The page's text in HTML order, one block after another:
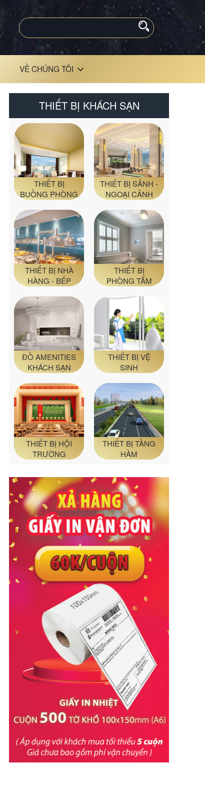
VỀ CHÚNG TÔI
THIẾT BỊ KHÁCH SẠN
THIẾT BỊ
BUỒNG PHÒNG
THIẾT BỊ SẢNH -
NGOẠI CẢNH
THIẾT BỊ NHÀ
HÀNG - BẾP
THIẾT BỊ
PHÒNG TẮM
ĐỒ AMENITIES
KHÁCH SẠN
THIẾT BỊ VỆ
SINH
THIẾT BỊ HỘI
TRƯỜNG
THIẾT BỊ TẦNG
HẦM